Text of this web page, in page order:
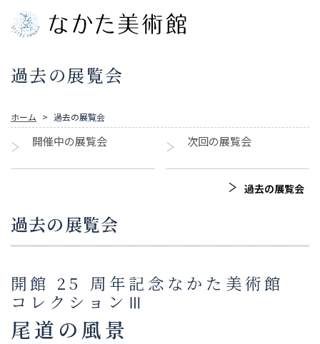
過去の展覧会
ホーム 過去の展覧会
開催中の展覧会 次回の展覧会
過去の展覧会
過去の展覧会
開館 25 周年記念なかた美術館
コレクションⅢ
尾道の風景